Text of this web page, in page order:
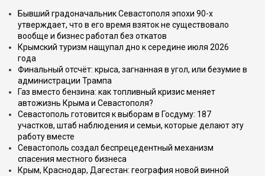
Бывший градоначальник Севастополя эпохи 90-х
утверждает, что в его время взяток не существовало
вообще и бизнес работал без откатов
Крымский туризм нащупал дно к середине июля 2026
года
Финальный отсчёт: крыса, загнанная в угол, или безумие в
администрации Трампа
Газ вместо бензина: как топливный кризис меняет
автожизнь Крыма и Севастополя?
Севастополь готовится к выборам в Госдуму: 187
участков, штаб наблюдения и семьи, которые делают эту
работу вместе
Севастополь создал беспрецедентный механизм
спасения местного бизнеса
Крым, Краснодар, Дагестан: география новой винной